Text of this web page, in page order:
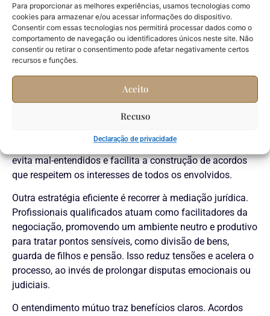
Para proporcionar as melhores experiências, usamos tecnologias como
cookies para armazenar e/ou acessar informações do dispositivo.
Consentir com essas tecnologias nos permitirá processar dados como o
comportamento de navegação ou identificadores únicos neste site. Não
consentir ou retirar o consentimento pode afetar negativamente certos
recursos e funções.
Aceito
Recuso
Declaração de privacidade
Como Evitar Conflitos e
Garantir uma Transição
Tranquila
Evitar conflitos durante o processo de divórcio
consensual é essencial para uma separação tranquila e
equilibrada. Um ponto-chave é a comunicação aberta
preocupações com transparência. Esse tipo de diálogo
evita mal-entendidos e facilita a construção de acordos
que respeitem os interesses de todos os envolvidos.
Outra estratégia eficiente é recorrer à mediação jurídica.
Profissionais qualificados atuam como facilitadores da
negociação, promovendo um ambiente neutro e produtivo
para tratar pontos sensíveis, como divisão de bens,
guarda de filhos e pensão. Isso reduz tensões e acelera o
processo, ao invés de prolongar disputas emocionais ou
judiciais.
O entendimento mútuo traz benefícios claros. Acordos